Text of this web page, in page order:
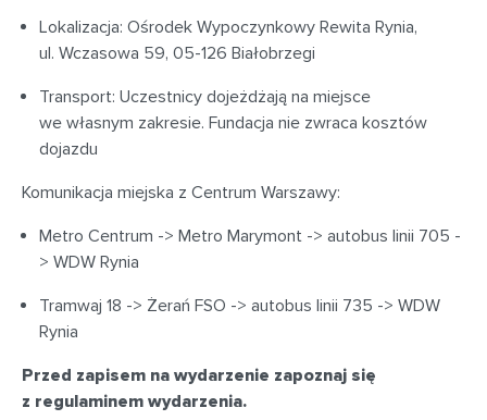
Lokalizacja: Ośrodek Wypoczynkowy Rewita Rynia,
ul. Wczasowa 59, 05-126 Białobrzegi
Transport: Uczestnicy dojeżdżają na miejsce
we własnym zakresie. Fundacja nie zwraca kosztów
dojazdu
Komunikacja miejska z Centrum Warszawy:
Metro Centrum -> Metro Marymont -> autobus linii 705 -
> WDW Rynia
Tramwaj 18 -> Żerań FSO -> autobus linii 735 -> WDW
Rynia
Przed zapisem na wydarzenie zapoznaj się
z regulaminem wydarzenia.